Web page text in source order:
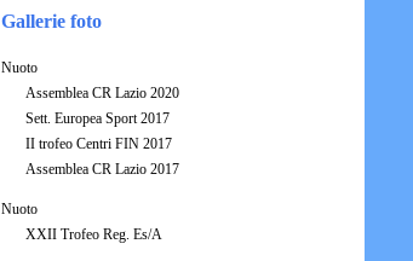
Gallerie foto
Nuoto
Assemblea CR Lazio 2020
Sett. Europea Sport 2017
II trofeo Centri FIN 2017
Assemblea CR Lazio 2017
Nuoto
XXII Trofeo Reg. Es/A